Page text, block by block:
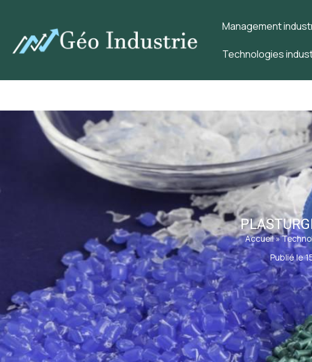
Management
Technologies
Accueil»
Publié le